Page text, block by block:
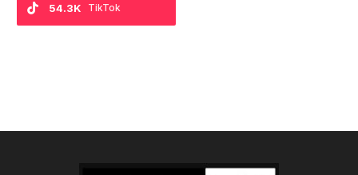
TikTok
54.3K